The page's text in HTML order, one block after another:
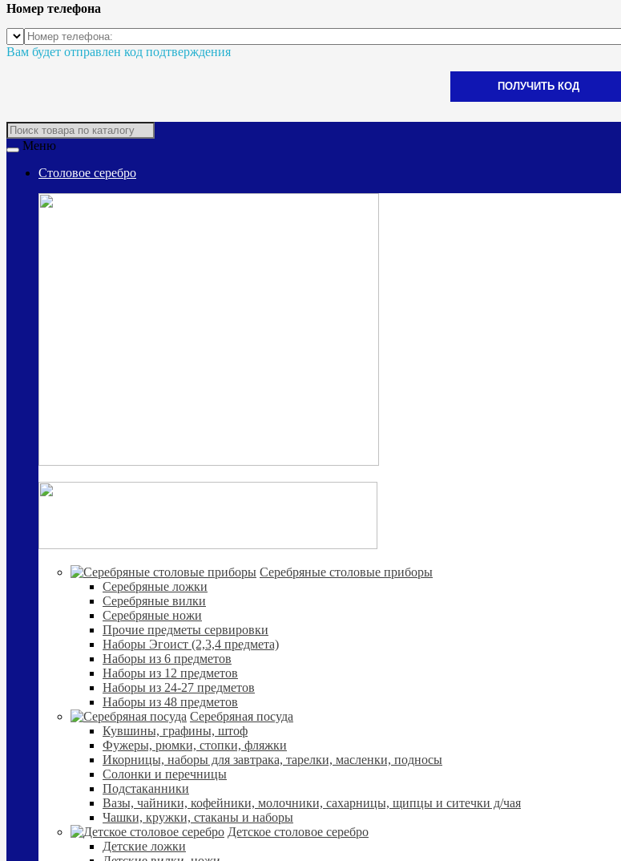
Номер телефона
Вам будет отправлен код подтверждения
ПОЛУЧИТЬ КОД
Меню
Столовое серебро
Cеребряные столовые приборы
Серебряные ложки
Серебряные вилки
Серебряные ножи
Прочие предметы сервировки
Наборы Эгоист (2,3,4 предмета)
Наборы из 6 предметов
Наборы из 12 предметов
Наборы из 24-27 предметов
Наборы из 48 предметов
Серебряная посуда
Кувшины, графины, штоф
Фужеры, рюмки, стопки, фляжки
Икорницы, наборы для завтрака, тарелки, масленки, подносы
Солонки и перечницы
Подстаканники
Вазы, чайники, кофейники, молочники, сахарницы, щипцы и ситечки д/чая
Чашки, кружки, стаканы и наборы
Детское столовое серебро
Детские ложки